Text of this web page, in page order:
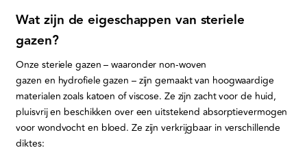
Wat zijn de eigeschappen van steriele
gazen?
Onze steriele gazen – waaronder non-woven
gazen en hydrofiele gazen – zijn gemaakt van hoogwaardige
materialen zoals katoen of viscose. Ze zijn zacht voor de huid,
pluisvrij en beschikken over een uitstekend absorptievermogen
voor wondvocht en bloed. Ze zijn verkrijgbaar in verschillende
diktes: